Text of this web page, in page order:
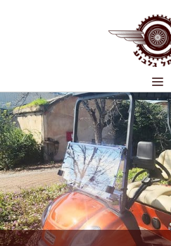
תפריט